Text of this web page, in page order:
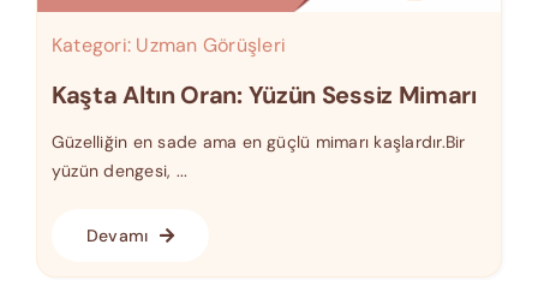
Kategori: Uzman Görüşleri
Kaşta Altın Oran: Yüzün Sessiz Mimarı
Güzelliğin en sade ama en güçlü mimarı kaşlardır.Bir
yüzün dengesi, ...
Devamı